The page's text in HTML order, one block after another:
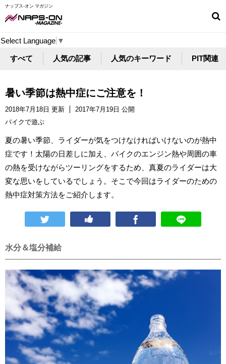
ナップス-オン マガジン
Select Language ▼
すべて 人気の記事 人気のキーワード PIT関連
暑い季節は熱中症にご注意を！
2018年7月18日 更新
2017年7月19日 公開
バイクで遊ぶ
夏の暑い季節、ライダーが気をつけなければいけないのが熱中
症です！太陽の日差しに加え、バイクのエンジン熱や周囲の車
の熱を受けながらツーリングをするため、真夏のライダーは大
変な思いをしているでしょう。そこで今回はライダーのための
熱中症対策方法をご紹介します。
水分＆塩分補給